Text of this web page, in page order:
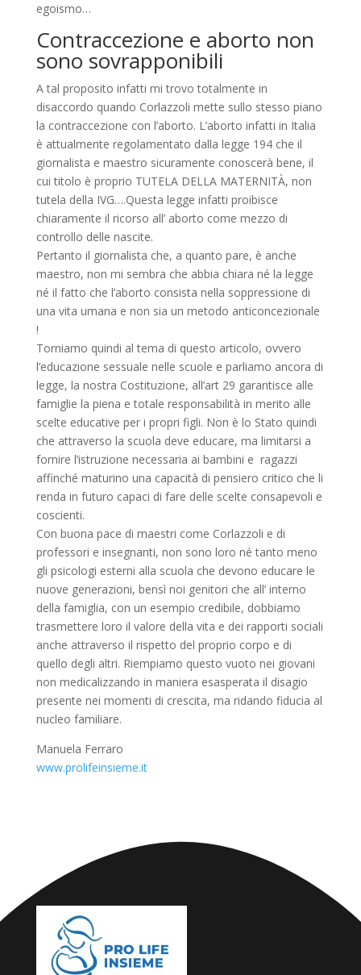
egoismo…
Contraccezione e aborto non
sono sovrapponibili
A tal proposito infatti mi trovo totalmente in
disaccordo quando Corlazzoli mette sullo stesso piano
la contraccezione con l’aborto. L’aborto infatti in Italia
è attualmente regolamentato dalla legge 194 che il
giornalista e maestro sicuramente conoscerà bene, il
cui titolo è proprio TUTELA DELLA MATERNITÀ, non
tutela della IVG….Questa legge infatti proibisce
chiaramente il ricorso all’ aborto come mezzo di
controllo delle nascite.
Pertanto il giornalista che, a quanto pare, è anche
maestro, non mi sembra che abbia chiara né la legge
né il fatto che l’aborto consista nella soppressione di
una vita umana e non sia un metodo anticoncezionale
!
Torniamo quindi al tema di questo articolo, ovvero
l’educazione sessuale nelle scuole e parliamo ancora di
legge, la nostra Costituzione, all’art 29 garantisce alle
famiglie la piena e totale responsabilità in merito alle
scelte educative per i propri figli. Non è lo Stato quindi
che attraverso la scuola deve educare, ma limitarsi a
fornire l’istruzione necessaria ai bambini e ragazzi
affinché maturino una capacità di pensiero critico che li
renda in futuro capaci di fare delle scelte consapevoli e
coscienti.
Con buona pace di maestri come Corlazzoli e di
professori e insegnanti, non sono loro né tanto meno
gli psicologi esterni alla scuola che devono educare le
nuove generazioni, bensì noi genitori che all’ interno
della famiglia, con un esempio credibile, dobbiamo
trasmettere loro il valore della vita e dei rapporti sociali
anche attraverso il rispetto del proprio corpo e di
quello degli altri. Riempiamo questo vuoto nei giovani
non medicalizzando in maniera esasperata il disagio
presente nei momenti di crescita, ma ridando fiducia al
nucleo familiare.
Manuela Ferraro
www.prolifeinsieme.it